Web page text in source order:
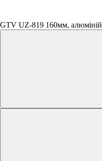
GTV UZ-819 160мм, алюміній